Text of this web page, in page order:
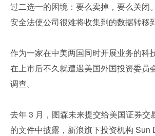
过二选一的困境：要么卖掉，要么关闭
安全法使公司很难将收集到的数据转移
作为一家在中美两国同时开展业务的科
在上市后不久就遭遇美国外国投资委员
调查。
去年 3 月，图森未来提交给美国证券交
的文件中披露，新浪旗下投资机构 Sun